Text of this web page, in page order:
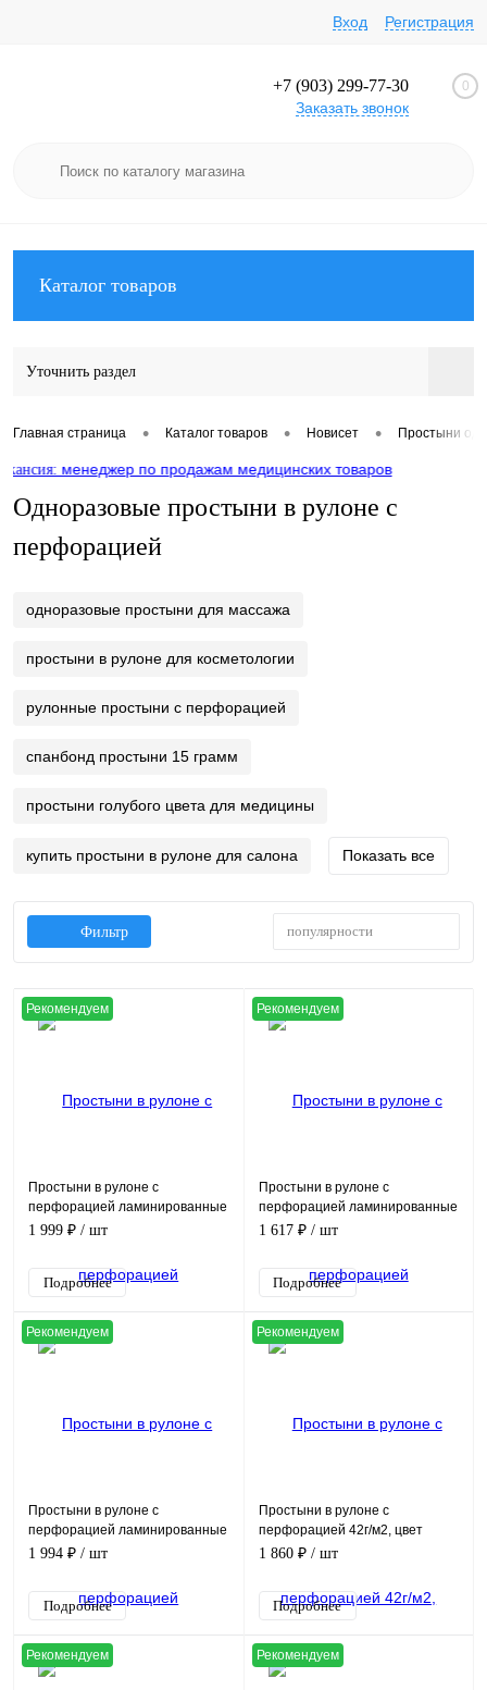
Вход Регистрация
+7 (903) 299-77-30
Заказать звонок
0
Каталог товаров
Уточнить раздел
Главная страница • Каталог товаров • Новисет • Простыни
менеджер по продажам медицинских товаров
Одноразовые простыни в рулоне с
перфорацией
одноразовые простыни для массажа
простыни в рулоне для косметологии
рулонные простыни с перфорацией
спанбонд простыни 15 грамм
простыни голубого цвета для медицины
купить простыни в рулоне для салона Показать все
Фильтр популярности
Рекомендуем
Простыни в рулоне с
перфорацией ламинированные
40г/м2, цвет голубой, (80х200см,
1 999 ₽ / шт
Подробнее
Рекомендуем
Простыни в рулоне с
перфорацией ламинированные
40г/м2, цвет голубой, (70х80см,
1 617 ₽ / шт
Подробнее
Рекомендуем
Простыни в рулоне с
перфорацией ламинированные
40г/м2, цвет голубой, (70х200см,
1 994 ₽ / шт
Подробнее
Рекомендуем
Простыни в рулоне с
перфорацией 42г/м2, цвет
голубой, (80х200см, в рулоне
1 860 ₽ / шт
Подробнее
Рекомендуем Рекомендуем